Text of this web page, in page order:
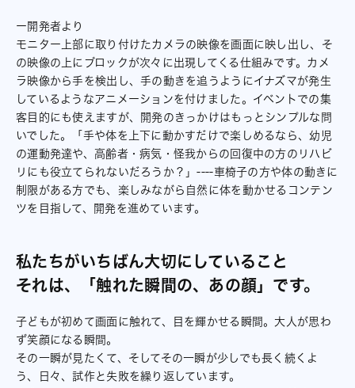
ー開発者より
モニター上部に取り付けたカメラの映像を画面に映し出し、そ
の映像の上にブロックが次々に出現してくる仕組みです。カメ
ラ映像から手を検出し、手の動きを追うようにイナズマが発生
しているようなアニメーションを付けました。イベントでの集
客目的にも使えますが、開発のきっかけはもっとシンプルな問
いでした。「手や体を上下に動かすだけで楽しめるなら、幼児
の運動発達や、高齢者・病気・怪我からの回復中の方のリハビ
リにも役立てられないだろうか？」----車椅子の方や体の動きに
制限がある方でも、楽しみながら自然に体を動かせるコンテン
ツを目指して、開発を進めています。
私たちがいちばん大切にしていること
それは、「触れた瞬間の、あの顔」です。
子どもが初めて画面に触れて、目を輝かせる瞬間。大人が思わ
ず笑顔になる瞬間。
その一瞬が見たくて、そしてその一瞬が少しでも長く続くよ
う、日々、試作と失敗を繰り返しています。